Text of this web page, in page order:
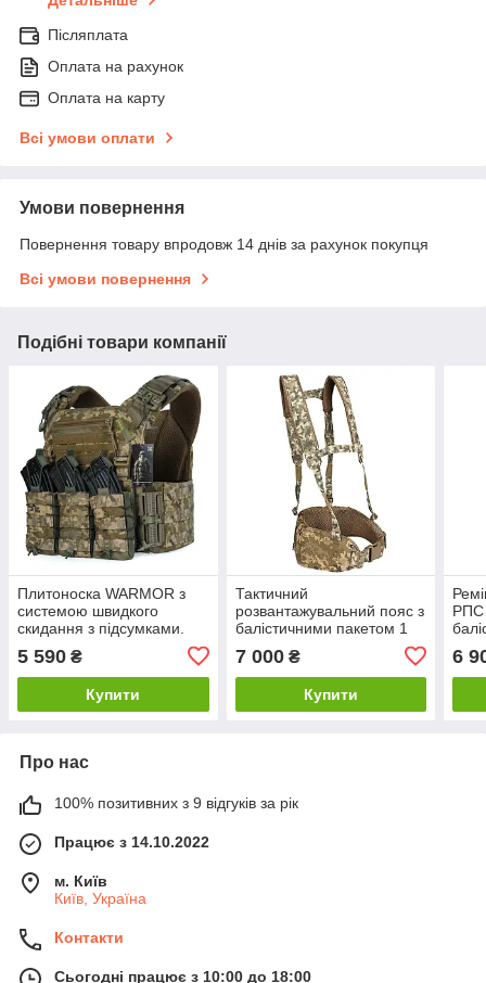
Післяплата
Оплата на рахунок
Оплата на карту
Всі умови оплати
Умови повернення
Повернення товару впродовж 14 днів за рахунок покупця
Всі умови повернення
Подібні товари компанії
Плитоноска WARMOR з
системою швидкого
скидання з підсумками.
5 590 ₴
Купити
Тактичний
розвантажувальний пояс з
балістичними пакетом 1
7 000₴
Купити
РПС
6
Про нас
100% позитивних з 9 відгуків за рік
Працює з 14.10.2022
м. Київ
Київ, Україна
Контакти
Сьогодні працює з 10:00 до 18:00